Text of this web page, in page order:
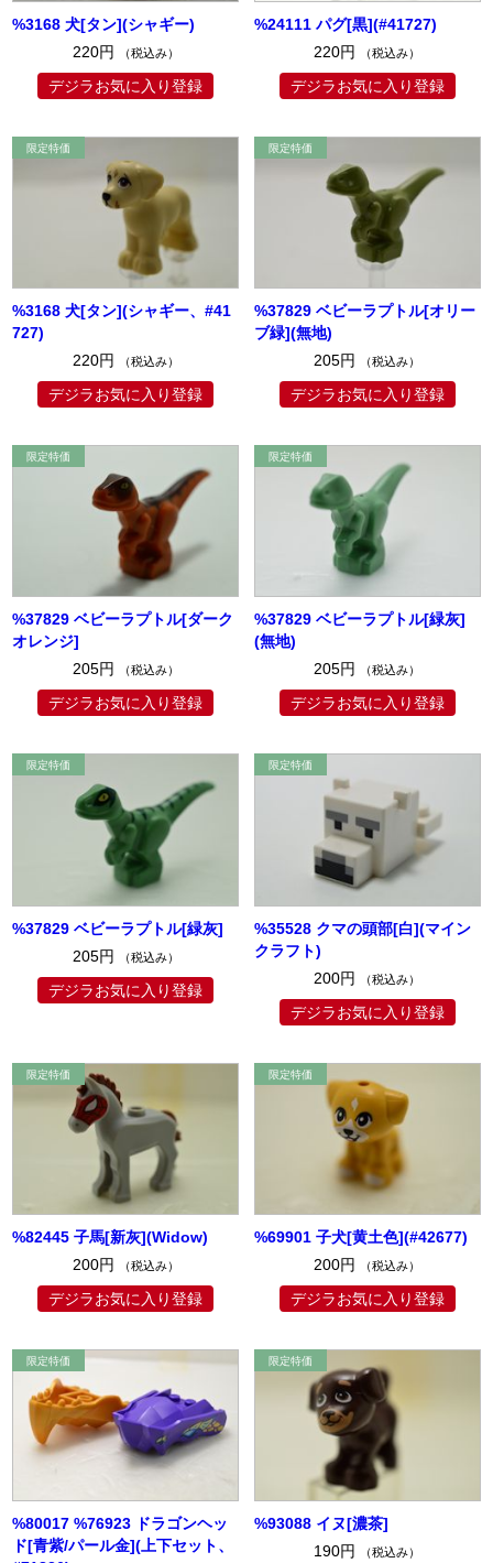
%3168 犬[タン](シャギー)
220円
（税込み）
デジラお気に入り登録
%24111 パグ[黒](#41727)
220円
（税込み）
デジラお気に入り登録
%3168 犬[タン](シャギー、#41
727)
220円
（税込み）
デジラお気に入り登録
%37829 ベビーラプトル[オリー
ブ緑](無地)
205円
（税込み）
デジラお気に入り登録
%37829 ベビーラプトル[ダーク
オレンジ]
205円
（税込み）
デジラお気に入り登録
%37829 ベビーラプトル[緑灰]
(無地)
205円
（税込み）
デジラお気に入り登録
%37829 ベビーラプトル[緑灰]
205円
（税込み）
デジラお気に入り登録
%35528 クマの頭部[白](マイン
クラフト)
200円
（税込み）
デジラお気に入り登録
%82445 子馬[新灰](Widow)
200円
（税込み）
デジラお気に入り登録
%69901 子犬[黄土色](#42677)
200円
（税込み）
デジラお気に入り登録
%80017 %76923 ドラゴンヘッ
ド[青紫/パール金](上下セット、
%93088 イヌ[濃茶]
190円
（税込み）